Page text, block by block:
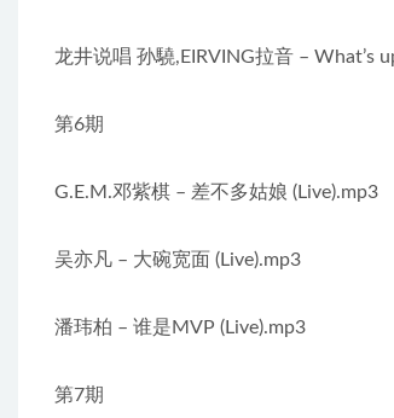
龙井说唱 孙驍,EIRVING拉音 – What’s
第6期
G.E.M.邓紫棋 – 差不多姑娘 (Live).mp3
吴亦凡 – 大碗宽面 (Live).mp3
潘玮柏 – 谁是MVP (Live).mp3
第7期